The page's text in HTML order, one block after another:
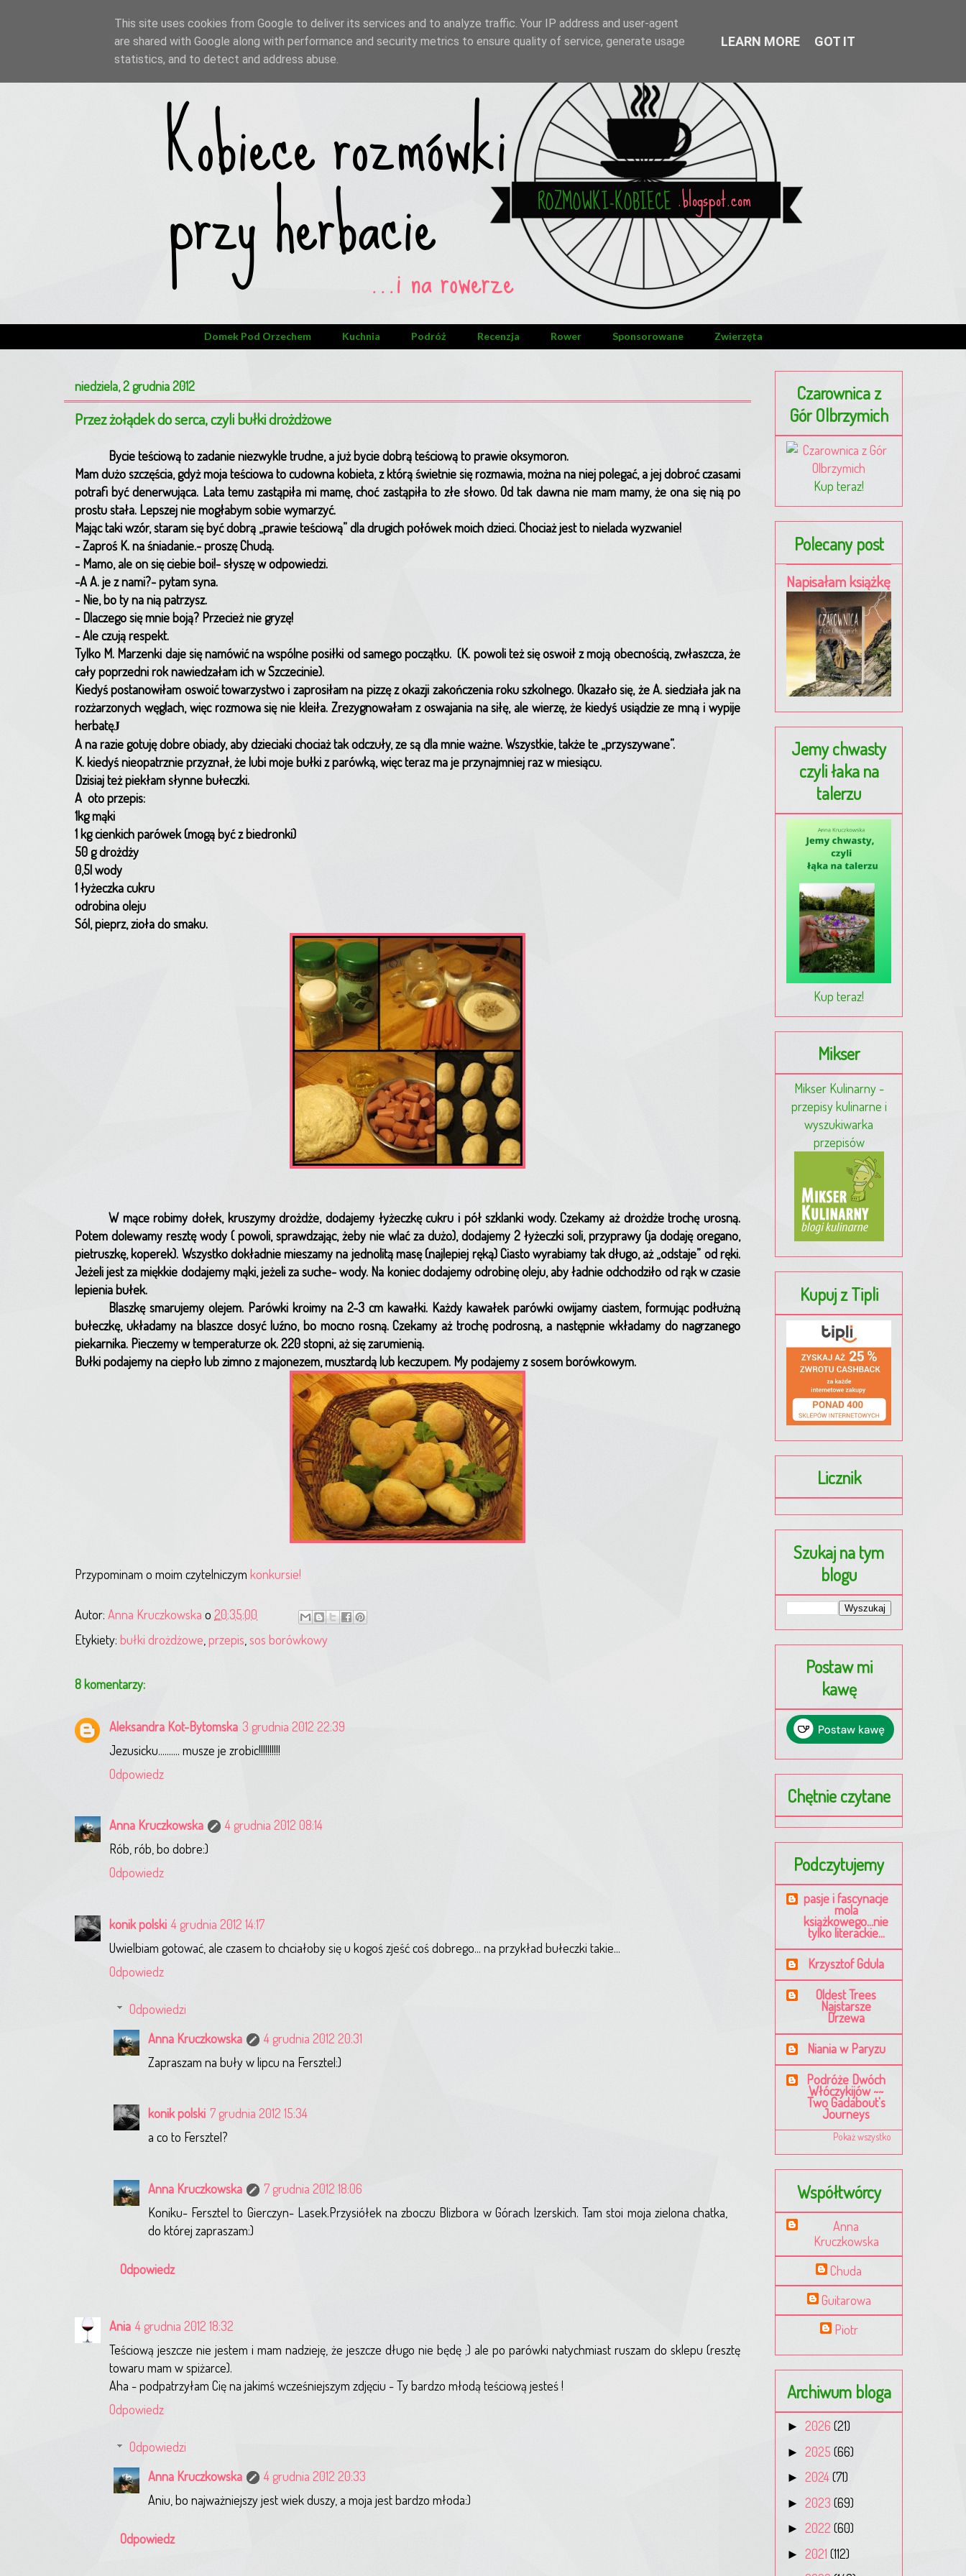
Domek Pod Orzechem Kuchnia Podróż Recenzja Rower Sponsorowane Zwierzęta
niedziela, 2 grudnia 2012
Przez żołądek do serca, czyli bułki drożdżowe
Bycie teściową to zadanie niezwykle trudne, a już bycie dobrą teściową to prawie oksymoron.
Mam dużo szczęścia, gdyż moja teściowa to cudowna kobieta, z którą świetnie się rozmawia, można na niej polegać, a jej dobroć czasami
potrafi być denerwująca. Lata temu zastąpiła mi mamę, choć zastąpiła to złe słowo. Od tak dawna nie mam mamy, że ona się nią po
prostu stała. Lepszej nie mogłabym sobie wymarzyć.
Mając taki wzór, staram się być dobrą „prawie teściową” dla drugich połówek moich dzieci. Chociaż jest to nielada wyzwanie!
- Zaproś K. na śniadanie.- proszę Chudą.
- Mamo, ale on się ciebie boi!- słyszę w odpowiedzi.
-A A. je z nami?- pytam syna.
- Nie, bo ty na nią patrzysz.
- Dlaczego się mnie boją? Przecież nie gryzę!
- Ale czują respekt.
Tylko M. Marzenki daje się namówić na wspólne posiłki od samego początku. (K. powoli też się oswoił z moją obecnością, zwłaszcza, że
cały poprzedni rok nawiedzałam ich w Szczecinie).
Kiedyś postanowiłam oswoić towarzystwo i zaprosiłam na pizzę z okazji zakończenia roku szkolnego. Okazało się, że A. siedziała jak na
rozżarzonych węglach, więc rozmowa się nie kleiła. Zrezygnowałam z oswajania na siłę, ale wierzę, że kiedyś usiądzie ze mną i wypije
herbatęJ
A na razie gotuję dobre obiady, aby dzieciaki chociaż tak odczuły, ze są dla mnie ważne. Wszystkie, także te „przyszywane”.
K. kiedyś nieopatrznie przyznał, że lubi moje bułki z parówką, więc teraz ma je przynajmniej raz w miesiącu.
Dzisiaj też piekłam słynne bułeczki.
A oto przepis:
1kg mąki
1 kg cienkich parówek (mogą być z biedronki)
50 g drożdży
0,5l wody
1 łyżeczka cukru
odrobina oleju
Sól, pieprz, zioła do smaku.
W mące robimy dołek, kruszymy drożdże, dodajemy łyżeczkę cukru i pół szklanki wody. Czekamy aż drożdże trochę urosną.
Potem dolewamy resztę wody ( powoli, sprawdzając, żeby nie wlać za dużo), dodajemy 2 łyżeczki soli, przyprawy (ja dodaję oregano,
pietruszkę, koperek). Wszystko dokładnie mieszamy na jednolitą masę (najlepiej ręką) Ciasto wyrabiamy tak długo, aż „odstaje” od ręki.
Jeżeli jest za miękkie dodajemy mąki, jeżeli za suche- wody. Na koniec dodajemy odrobinę oleju, aby ładnie odchodziło od rąk w czasie
lepienia bułek.
Blaszkę smarujemy olejem. Parówki kroimy na 2-3 cm kawałki. Każdy kawałek parówki owijamy ciastem, formując podłużną
bułeczkę, układamy na blaszce dosyć luźno, bo mocno rosną. Czekamy aż trochę podrosną, a następnie wkładamy do nagrzanego
piekarnika. Pieczemy w temperaturze ok. 220 stopni, aż się zarumienią.
Bułki podajemy na ciepło lub zimno z majonezem, musztardą lub keczupem. My podajemy z sosem borówkowym.
Przypominam o moim czytelniczym konkursie!
Autor: Anna Kruczkowska o 20:35:00
Etykiety: bułki drożdżowe przepis sos borówkowy
8 komentarzy:
Aleksandra Kot-Bytomska 3 grudnia 2012 22:39
Jezusicku.......... musze je zrobic!!!!!!!!!!
Odpowiedz
Anna Kruczkowska
4 grudnia 2012 08:14
Rób, rób, bo dobre:)
Odpowiedz
konik polski 4 grudnia 2012 14:17
Uwielbiam gotować, ale czasem to chciałoby się u kogoś zjeść coś dobrego... na przykład bułeczki takie...
Odpowiedz
Odpowiedzi
Anna Kruczkowska
4 grudnia 2012 20:31
Zapraszam na buły w lipcu na Fersztel:)
konik polski 7 grudnia 2012 15:34
a co to Fersztel?
Anna Kruczkowska
7 grudnia 2012 18:06
Koniku- Fersztel to Gierczyn- Lasek.Przysiółek na zboczu Blizbora w Górach Izerskich. Tam stoi moja zielona chatka,
do której zapraszam:)
Odpowiedz
Ania 4 grudnia 2012 18:32
Teściową jeszcze nie jestem i mam nadzieję, że jeszcze długo nie będę ;) ale po parówki natychmiast ruszam do sklepu (resztę
towaru mam w spiżarce).
Aha - podpatrzyłam Cię na jakimś wcześniejszym zdjęciu - Ty bardzo młodą teściową jesteś !
Odpowiedz
Odpowiedzi
Anna Kruczkowska
4 grudnia 2012 20:33
Aniu, bo najważniejszy jest wiek duszy, a moja jest bardzo młoda:)
Odpowiedz
Czarownica z
Gór Olbrzymich
Kup teraz!
Polecany post
Napisałam książkę
Jemy chwasty
czyli łaka na
talerzu
Kup teraz!
Mikser
Mikser Kulinarny -
przepisy kulinarne i
wyszukiwarka
przepisów
Kupuj z Tipli
Licznik
Szukaj na tym
blogu
Postaw mi
kawę
Chętnie czytane
Podczytujemy
pasje i fascynacje
mola
książkowego...nie
tylko literackie...
Krzysztof Gdula
Oldest Trees
Najstarsze
Drzewa
Niania w Paryzu
Podróże Dwóch
Włóczykijów ~~
Two Gadabout's
Journeys
Pokaż wszystko
Współtwórcy
Anna
Kruczkowska
Chuda
Guitarowa
Piotr
Archiwum bloga
► 2026 (21)
► 2025 (66)
► 2024(71)
► 2023 (69)
► 2022 (60)
► 2021 (112)
This site uses cookies from Google to deliver its services and to analyze traffic. Your IP address and user-agent
are shared with Google along with performance and security metrics to ensure quality of service, generate usage
statistics, and to detect and address abuse.
LEARN MORE GOT IT